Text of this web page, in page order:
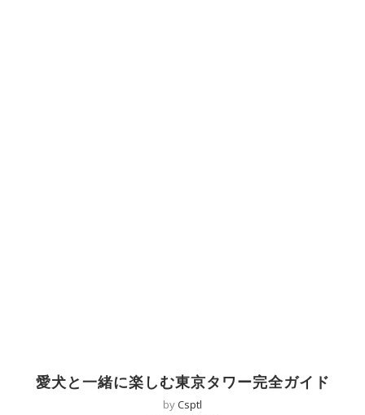
愛犬と一緒に楽しむ東京タワー完全ガイド
byCsptl